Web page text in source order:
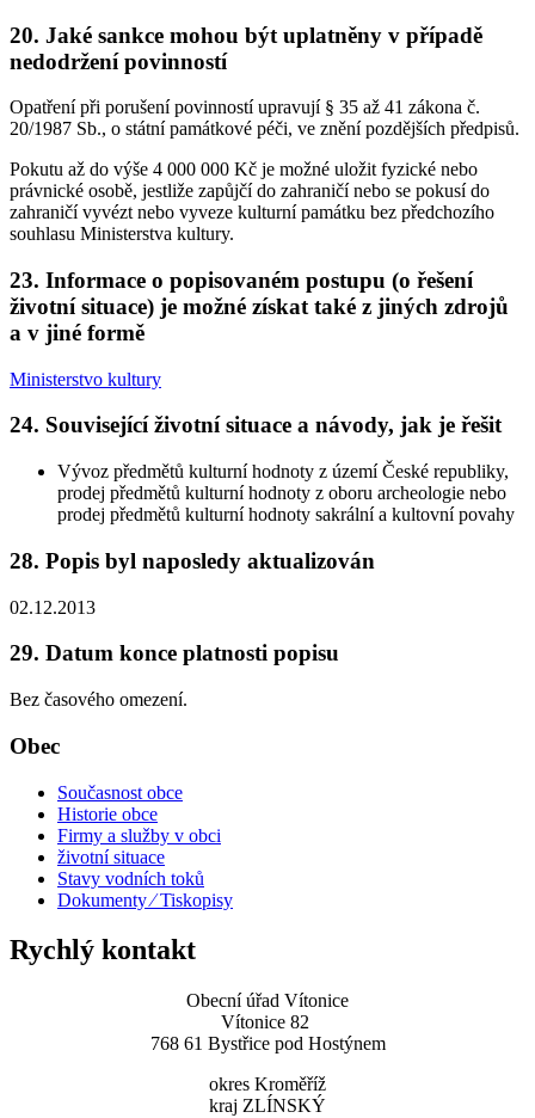
20. Jaké sankce mohou být uplatněny v případě
nedodržení povinností
Opatření při porušení povinností upravují § 35 až 41 zákona č.
20/1987 Sb., o státní památkové péči, ve znění pozdějších předpisů.
Pokutu až do výše 4 000 000 Kč je možné uložit fyzické nebo
právnické osobě, jestliže zapůjčí do zahraničí nebo se pokusí do
zahraničí vyvézt nebo vyveze kulturní památku bez předchozího
souhlasu Ministerstva kultury.
23. Informace o popisovaném postupu (o řešení
životní situace) je možné získat také z jiných zdrojů
a v jiné formě
Ministerstvo kultury
24. Související životní situace a návody, jak je řešit
Vývoz předmětů kulturní hodnoty z území České republiky,
prodej předmětů kulturní hodnoty z oboru archeologie nebo
prodej předmětů kulturní hodnoty sakrální a kultovní povahy
28. Popis byl naposledy aktualizován
02.12.2013
29. Datum konce platnosti popisu
Bez časového omezení.
Obec
Současnost obce
Historie obce
Firmy a služby v obci
životní situace
Stavy vodních toků
Dokumenty ⁄ Tiskopisy
Rychlý kontakt
Obecní úřad Vítonice
Vítonice 82
768 61 Bystřice pod Hostýnem
okres Kroměříž
kraj ZLÍNSKÝ